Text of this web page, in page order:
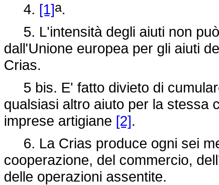
4. [1]a.
5. L'intensità degli aiuti non
dall'Unione europea per gli aiuti
Crias.
5 bis. E' fatto divieto di
qualsiasi altro aiuto per la stessa
imprese artigiane [2].
6. La Crias produce ogni sei
cooperazione, del commercio,
delle operazioni assentite.